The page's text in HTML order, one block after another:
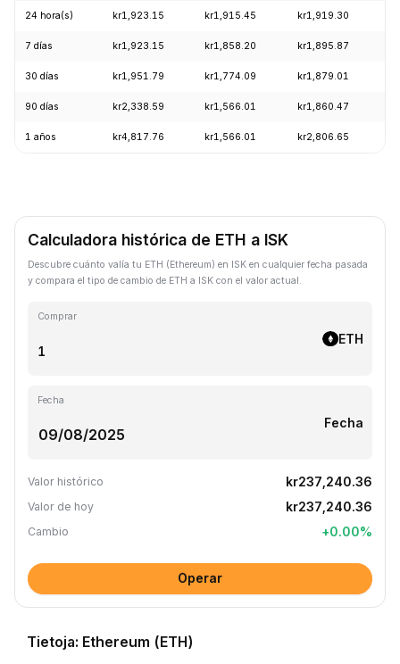
24 hora(s) kr1,923.15 kr1,915.45 kr1,919.30
7 días kr1,923.15 kr1,858.20 kr1,895.87
30 días kr1,951.79 kr1,774.09 kr1,879.01
90 días kr2,338.59 kr1,566.01 kr1,860.47
1 años kr4,817.76 kr1,566.01 kr2,806.65
Calculadora histórica de ETH a ISK
Descubre cuánto valía tu ETH (Ethereum) en ISK en cualquier fecha pasada
y compara el tipo de cambio de ETH a ISK con el valor actual.
Comprar
ETH
Fecha
Fecha
Valor histórico kr237,240.36
Valor de hoy kr237,240.36
Cambio +0.00%
Operar
Tietoja: Ethereum (ETH)